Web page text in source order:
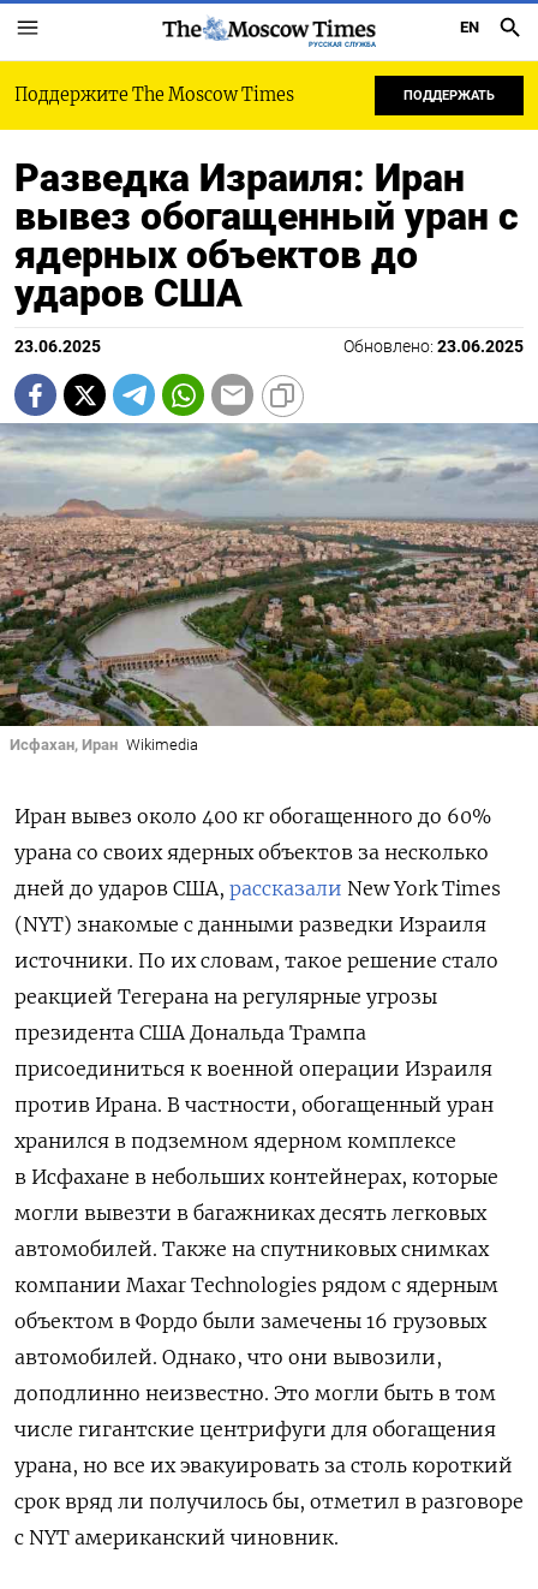
РУССКАЯ СЛУЖБА
EN
Поддержите The Moscow Times ПОДДЕРЖАТЬ
Разведка Израиля: Иран
вывез обогащенный уран с
ядерных объектов до
ударов США
23.06.2025 Обновлено: 23.06.2025
Исфахан, Иран Wikimedia
Иран вывез около 400 кг обогащенного до 60%
урана со своих ядерных объектов за несколько
дней до ударов США, рассказали New York Times
(NYT) знакомые с данными разведки Израиля
источники. По их словам, такое решение стало
реакцией Тегерана на регулярные угрозы
президента США Дональда Трампа
присоединиться к военной операции Израиля
против Ирана. В частности, обогащенный уран
хранился в подземном ядерном комплексе
в Исфахане в небольших контейнерах, которые
могли вывезти в багажниках десять легковых
автомобилей. Также на спутниковых снимках
компании Maxar Technologies рядом с ядерным
объектом в Фордо были замечены 16 грузовых
автомобилей. Однако, что они вывозили,
доподлинно неизвестно. Это могли быть в том
числе гигантские центрифуги для обогащения
урана, но все их эвакуировать за столь короткий
срок вряд ли получилось бы, отметил в разговоре
с NYT американский чиновник.